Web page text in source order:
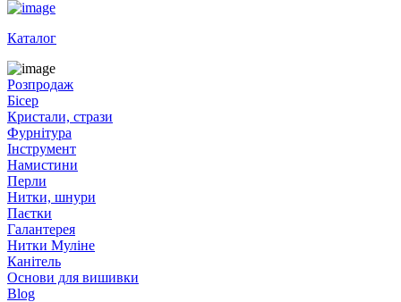
Каталог
Розпродаж
Бісер
Кристали, стрази
Фурнітура
Інструмент
Намистини
Перли
Нитки, шнури
Паєтки
Галантерея
Нитки Муліне
Канітель
Основи для вишивки
Blog